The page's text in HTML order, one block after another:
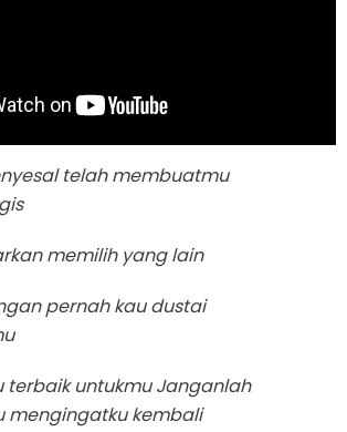
telah membuatmu
memilih yang lain
pernah kau dustai
terbaik untukmu Janganlah
mengingatku kembali